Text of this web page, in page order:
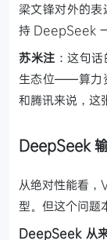
梁文锋对外的
持 DeepSeek
苏米注 ：这句
生态位——算力
和腾讯来说，这
DeepSeek
从绝对性能看，
型。但这个问题
DeepSeek 从